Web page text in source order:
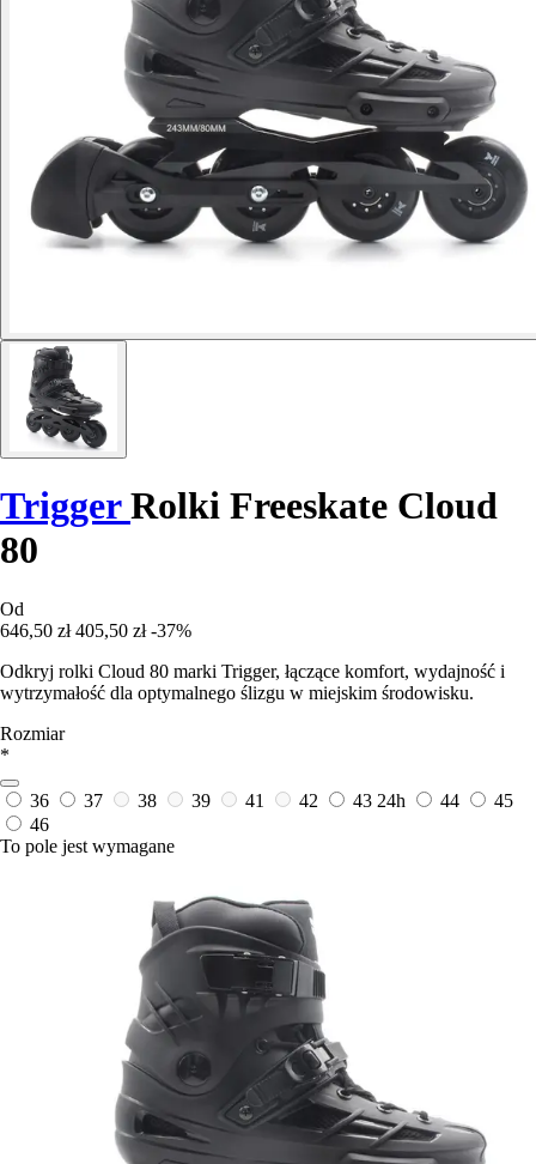
TriggerRolki Freeskate Cloud
80
Od
646,50 zł 405,50 zł -37%
Odkryj rolki Cloud 80 marki Trigger, łączące komfort, wydajność i
wytrzymałość dla optymalnego ślizgu w miejskim środowisku.
Rozmiar
*
36 37 38 39 41 42 43 24h 44
45
46
To pole jest wymagane